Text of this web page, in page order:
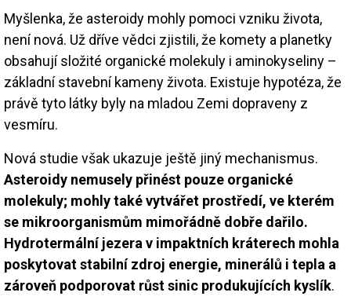
Myšlenka, že asteroidy mohly pomoci vzniku života,
není nová. Už dříve vědci zjistili, že komety a planetky
obsahují složité organické molekuly i aminokyseliny –
základní stavební kameny života. Existuje hypotéza, že
právě tyto látky byly na mladou Zemi dopraveny z
vesmíru.
Nová studie však ukazuje ještě jiný mechanismus.
Asteroidy nemusely přinést pouze organické
molekuly; mohly také vytvářet prostředí, ve kterém
se mikroorganismům mimořádně dobře dařilo.
Hydrotermální jezera v impaktních kráterech mohla
poskytovat stabilní zdroj energie, minerálů i tepla a
zároveň podporovat růst sinic produkujících kyslík.